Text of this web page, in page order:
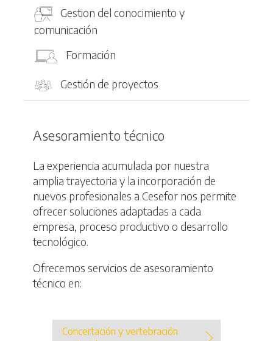
Gestion del conocimiento y
comunicación
Formación
Gestión de proyectos
Asesoramiento técnico
La experiencia acumulada por nuestra
amplia trayectoria y la incorporación de
nuevos profesionales a Cesefor nos permite
ofrecer soluciones adaptadas a cada
empresa, proceso productivo o desarrollo
tecnológico.
Ofrecemos servicios de asesoramiento
técnico en:
Concertación y vertebración